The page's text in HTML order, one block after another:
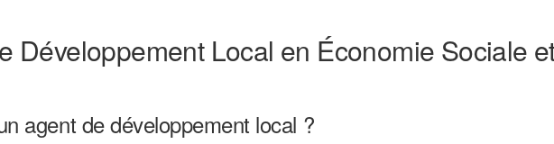
Développement Local en Économie Sociale
agent de développement local ?